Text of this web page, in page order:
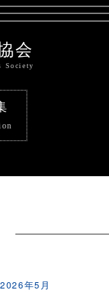
会
Society
2026年5月